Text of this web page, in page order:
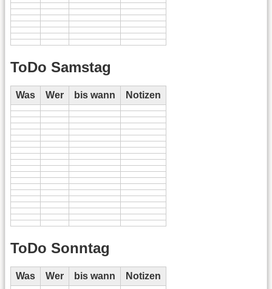
ToDo Samstag
Was Wer bis wann Notizen
ToDo Sonntag
Was Wer bis wann Notizen